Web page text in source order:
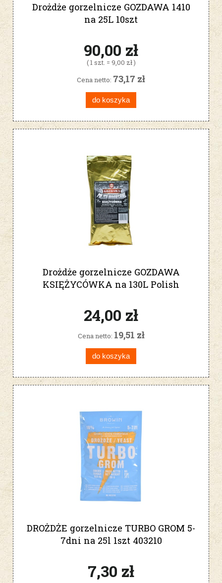
Drożdże gorzelnicze GOZDAWA 1410
na 25L 10szt
90,00 zł
( 1 szt. = 9,00 zł )
Cena netto: 73,17 zł
do koszyka
Drożdże gorzelnicze GOZDAWA
KSIĘŻYCÓWKA na 130L Polish
24,00 zł
Cena netto: 19,51 zł
do koszyka
DROŻDŻE gorzelnicze TURBO GROM 5-
7dni na 25l 1szt 403210
7,30 zł